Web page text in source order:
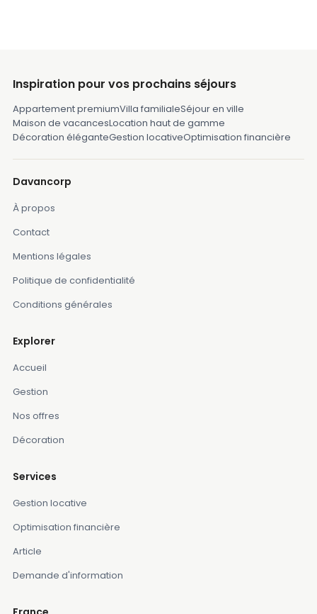
Inspiration pour vos prochains séjours
Appartement premiumVilla familialeSéjour en ville
Maison de vacancesLocation haut de gamme
Décoration éléganteGestion locativeOptimisation financière
Davancorp
À propos
Contact
Mentions légales
Politique de confidentialité
Conditions générales
Explorer
Accueil
Gestion
Nos offres
Décoration
Services
Gestion locative
Optimisation financière
Article
Demande d'information